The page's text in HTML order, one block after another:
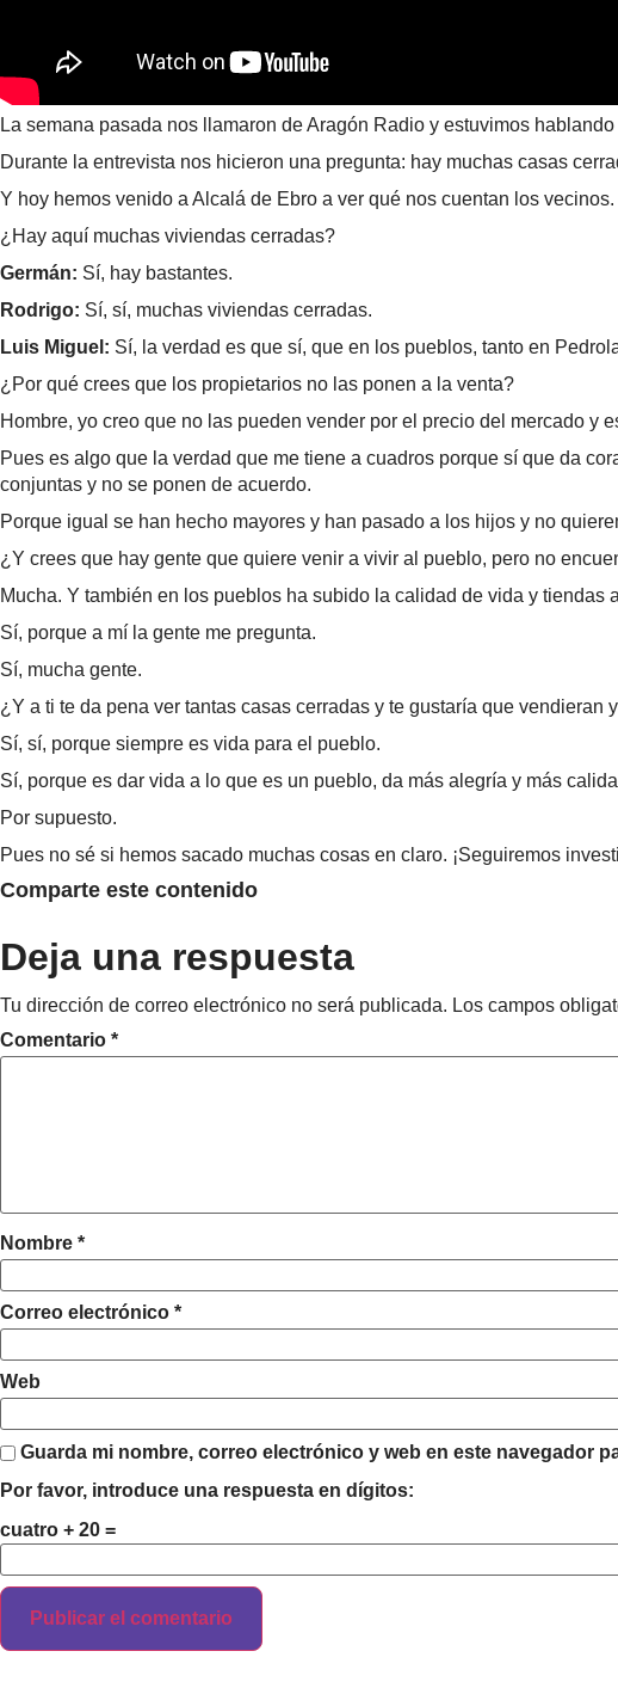
La semana pasada nos llamaron de Aragón Radio y estuvimos
Durante la entrevista nos hicieron una pregunta: hay muchas casas
Y hoy hemos venido a Alcalá de Ebro a ver qué nos cuentan los vecinos.
¿Hay aquí muchas viviendas cerradas?
Germán: Sí, hay bastantes.
Rodrigo: Sí, sí, muchas viviendas cerradas.
Luis Miguel: Sí, la verdad es que sí, que en los pueblos, tanto en
¿Por qué crees que los propietarios no las ponen a la venta?
Hombre, yo creo que no las pueden vender por el precio del mercado y
Pues es algo que la verdad que me tiene a cuadros porque sí que da
conjuntas y no se ponen de acuerdo.
Porque igual se han hecho mayores y han pasado a los hijos y no
¿Y crees que hay gente que quiere venir a vivir al pueblo, pero no
Mucha. Y también en los pueblos ha subido la calidad de vida y
Sí, porque a mí la gente me pregunta.
Sí, mucha gente.
¿Y a ti te da pena ver tantas casas cerradas y te gustaría que vendieran
Sí, sí, porque siempre es vida para el pueblo.
Sí, porque es dar vida a lo que es un pueblo, da más alegría y más
Por supuesto.
Pues no sé si hemos sacado muchas cosas en claro. ¡Seguiremos
Comparte este contenido
Deja una respuesta
Tu dirección de correo electrónico no será publicada. Los campos
Comentario *
Nombre *
Correo electrónico *
Web
Guarda mi nombre, correo electrónico y web en este navegador
Por favor, introduce una respuesta en dígitos:
cuatro + 20 =